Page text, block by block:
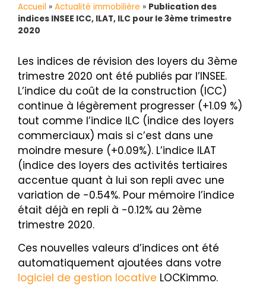
Accueil » Actualité immobilière » Publication des
indices INSEE ICC, ILAT, ILC pour le 3ème trimestre
2020
Les indices de révision des loyers du 3ème
trimestre 2020 ont été publiés par l’INSEE.
L’indice du coût de la construction (ICC)
continue à légèrement progresser (+1.09 %)
tout comme l’indice ILC (indice des loyers
commerciaux) mais si c’est dans une
moindre mesure (+0.09%). L’indice ILAT
(indice des loyers des activités tertiaires
accentue quant à lui son repli avec une
variation de -0.54%. Pour mémoire l’indice
était déjà en repli à -0.12% au 2ème
trimestre 2020.
Ces nouvelles valeurs d’indices ont été
automatiquement ajoutées dans votre
logiciel de gestion locative LOCKimmo.